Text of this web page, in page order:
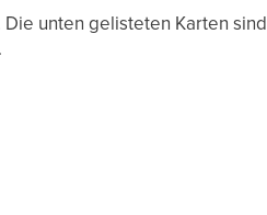
unten gelisteten Karten sind